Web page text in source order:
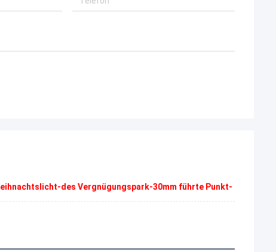
des Vergnügungspark-30mm führte Punkt-